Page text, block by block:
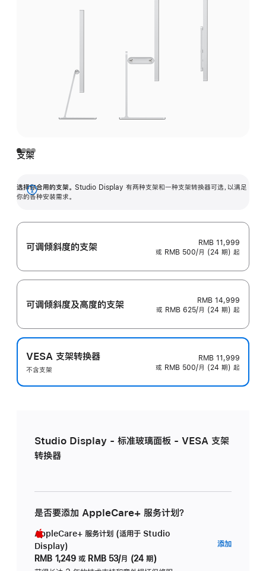
支架
选择你合用的支架。 Studio Display 有两种支架和一种支架转换器可选，以满足
你的各种安装需求。
展
可调倾斜度的支架
RMB 11,999
或 RMB 500/月 (24 期) 起
可调倾斜度及高‍度的支‍架
RMB 14,999
或 RMB 625/月 (24 期) 起
VESA 支架转换器
不含支架
RMB 11,999
或 RMB 500/月 (24 期) 起
Studio Display - 标准玻璃面板 - VESA 支架
转换器
是否要添加 AppleCare+ 服务计划？
AppleCare+ 服务计划 (适用于 Studio
Display)
RMB 1,249 或 RMB 53/月 (24 期)
添加